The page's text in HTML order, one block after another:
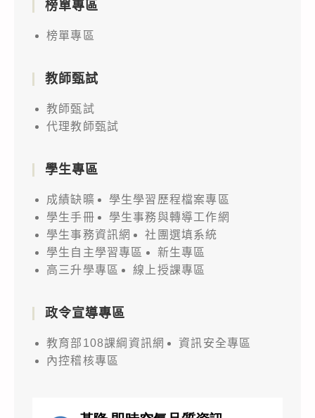
榜單專區
榜單專區
教師甄試
教師甄試
代理教師甄試
學生專區
成績缺曠
學生學習歷程檔案專區
學生手冊
學生事務與轉導工作網
學生事務資訊網
社團選填系統
學生自主學習專區
新生專區
高三升學專區
線上授課專區
政令宣導專區
教育部108課綱資訊網
資訊安全專區
內控稽核專區